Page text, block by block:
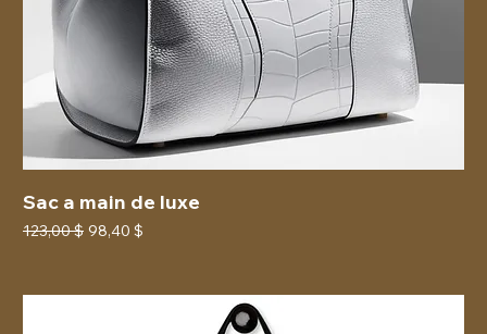
Sac a main de luxe
Prix original
123,00 $ Prix promotionnel
98,40 $